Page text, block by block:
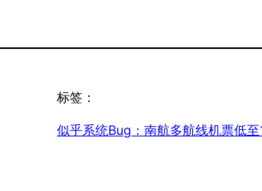
标签：
似乎系统Bug：南航多航线机票低